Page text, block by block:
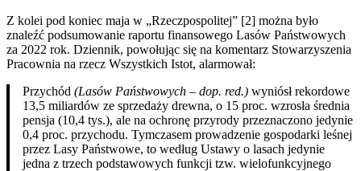
Z kolei pod koniec maja w „Rzeczpospolitej” [2] można było
znaleźć podsumowanie raportu finansowego Lasów Państwowych
za 2022 rok. Dziennik, powołując się na komentarz Stowarzyszenia
Pracownia na rzecz Wszystkich Istot, alarmował:
Przychód (Lasów Państwowych – dop. red.) wyniósł rekordowe
13,5 miliardów ze sprzedaży drewna, o 15 proc. wzrosła średnia
pensja (10,4 tys.), ale na ochronę przyrody przeznaczono jedynie
0,4 proc. przychodu. Tymczasem prowadzenie gospodarki leśnej
przez Lasy Państwowe, to według Ustawy o lasach jedynie
jedna z trzech podstawowych funkcji tzw. wielofunkcyjnego